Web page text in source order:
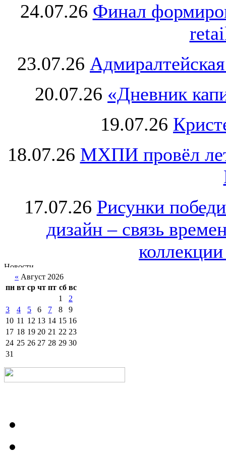
24.07.26 Финал
23.07.26
20.07.26 «Дневник
19.07.26
18.07.26 МХПИ провёл
17.07.26 Рисунки
дизайн – связь
« Август 2026
пн вт ср чт пт сб вс
1
2
3
4 5 6 7 8
9
10 11 12 13 14 15 16
17 18 19 20 21 22 23
24 25 26 27 28 29 30
31